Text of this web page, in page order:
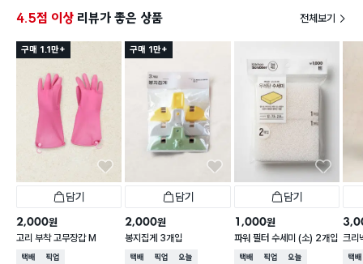
안에는 스펀지가 들어 있어 도톰합니다.
지 않습니다.
4.5점 이상 리뷰가 좋은 상품 전체보기
구매 1.1만+
담기
2,000원
고리 부착 고무장갑 M
택배배송매장픽업
구매 1만+
담기
2,000원
봉지집게 3개입
택배배송매장픽업오늘배송
담기
1,000원
파워 필터 수세미 (소) 2개입
택배배송매장픽업오늘배송
크리
주
택배